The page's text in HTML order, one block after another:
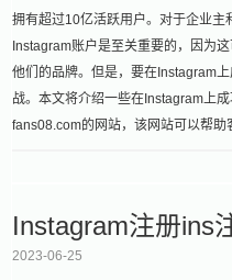
拥有超过10亿活跃用户。对于企业主
Instagram账户是至关重要的，因为
他们的品牌。但是，要在Instagram
战。本文将介绍一些在Instagram上
fans08.com的网站，该网站可以帮助
Instagram注册ins
2023-06-25